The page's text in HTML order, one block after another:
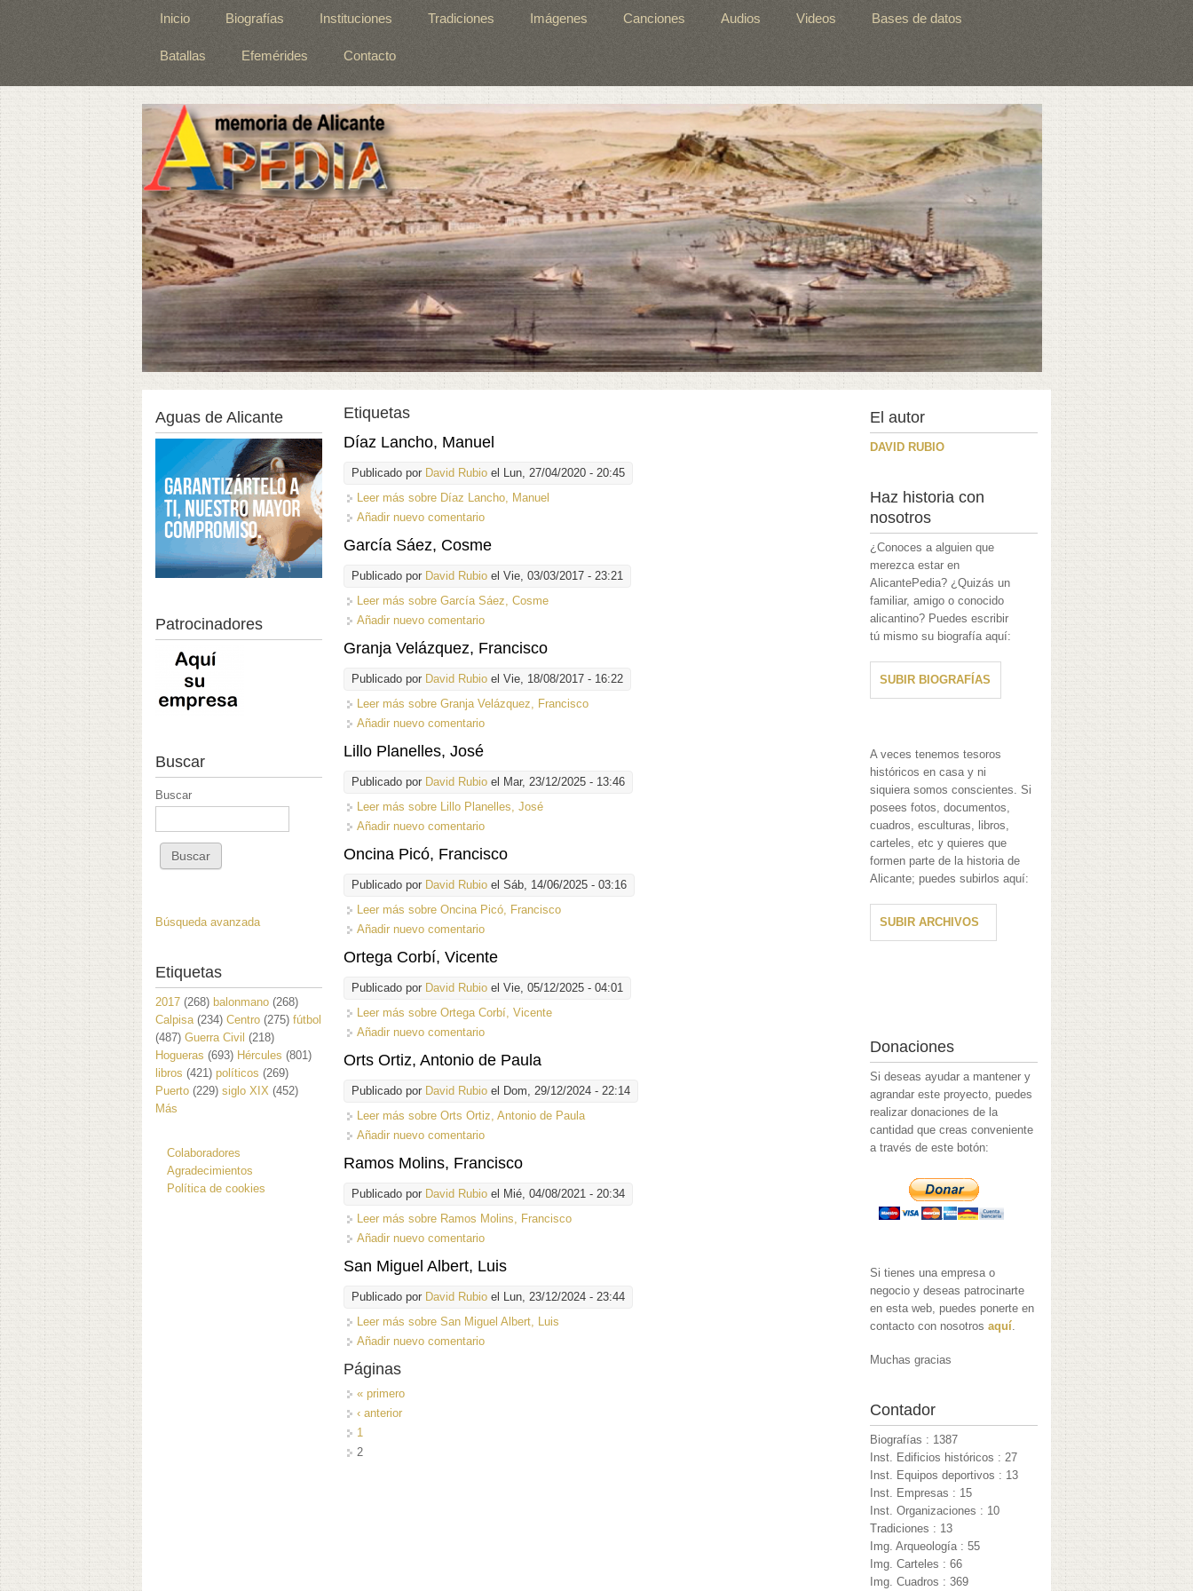
Inicio Biografías Instituciones Tradiciones Imágenes Canciones Audios Videos Bases de datos
Batallas Efemérides Contacto
Etiquetas
Díaz Lancho, Manuel
Publicado por David Rubio el Lun, 27/04/2020 - 20:45
Leer más sobre Díaz Lancho, Manuel
Añadir nuevo comentario
García Sáez, Cosme
Publicado por David Rubio el Vie, 03/03/2017 - 23:21
Leer más sobre García Sáez, Cosme
Añadir nuevo comentario
Granja Velázquez, Francisco
Publicado por David Rubio el Vie, 18/08/2017 - 16:22
Leer más sobre Granja Velázquez, Francisco
Añadir nuevo comentario
Lillo Planelles, José
Publicado por David Rubio el Mar, 23/12/2025 - 13:46
Leer más sobre Lillo Planelles, José
Añadir nuevo comentario
Oncina Picó, Francisco
Publicado por David Rubio el Sáb, 14/06/2025 - 03:16
Leer más sobre Oncina Picó, Francisco
Añadir nuevo comentario
Ortega Corbí, Vicente
Publicado por David Rubio el Vie, 05/12/2025 - 04:01
Leer más sobre Ortega Corbí, Vicente
Añadir nuevo comentario
Orts Ortiz, Antonio de Paula
Publicado por David Rubio el Dom, 29/12/2024 - 22:14
Leer más sobre Orts Ortiz, Antonio de Paula
Añadir nuevo comentario
Ramos Molins, Francisco
Publicado por David Rubio el Mié, 04/08/2021 - 20:34
Leer más sobre Ramos Molins, Francisco
Añadir nuevo comentario
San Miguel Albert, Luis
Publicado por David Rubio el Lun, 23/12/2024 - 23:44
Leer más sobre San Miguel Albert, Luis
Añadir nuevo comentario
Páginas
« primero
‹ anterior
1
2
Aguas de Alicante
Patrocinadores
Buscar
Buscar
Búsqueda avanzada
Etiquetas
2017 (268) balonmano (268)
Calpisa (234) Centro (275) fútbol
(487) Guerra Civil (218)
Hogueras (693) Hércules (801)
libros (421) políticos (269)
Puerto (229) siglo XIX (452)
Más
Colaboradores
Agradecimientos
Política de cookies
El autor
DAVID RUBIO
Haz historia con
nosotros
¿Conoces a alguien que
merezca estar en
AlicantePedia? ¿Quizás un
familiar, amigo o conocido
alicantino? Puedes escribir
tú mismo su biografía aquí:
SUBIR BIOGRAFÍAS
A veces tenemos tesoros
históricos en casa y ni
siquiera somos conscientes. Si
posees fotos, documentos,
cuadros, esculturas, libros,
carteles, etc y quieres que
formen parte de la historia de
Alicante; puedes subirlos aquí:
SUBIR ARCHIVOS
Donaciones
Si deseas ayudar a mantener y
agrandar este proyecto, puedes
realizar donaciones de la
cantidad que creas conveniente
a través de este botón:
Si tienes una empresa o
negocio y deseas patrocinarte
en esta web, puedes ponerte en
contacto con nosotrosaquí.
Muchas gracias
Contador
Biografías : 1387
Inst. Edificios históricos : 27
Inst. Equipos deportivos : 13
Inst. Empresas : 15
Inst. Organizaciones : 10
Tradiciones : 13
Img. Arqueología : 55
Img. Carteles : 66
Img. Cuadros : 369